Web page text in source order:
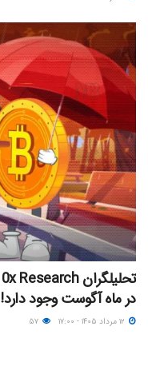
در ماه آگوست وجود دارد!